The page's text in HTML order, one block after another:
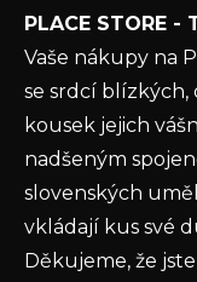
ochrany
PŘIHLÁSIT SE
PLACE STORE
Vaše nákupy na
se srdcí blízkých,
kousek jejich
nadšeným
slovenských
vkládají kus své
Děkujeme, že